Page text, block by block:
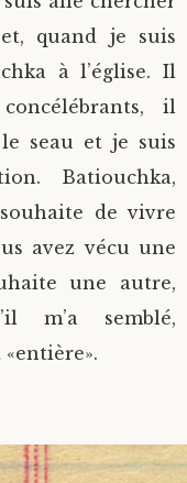
quand je suis
à l’église. Il
il
seau et je suis
Batiouchka,
de vivre
avez vécu une
une autre,
m’a semblé,